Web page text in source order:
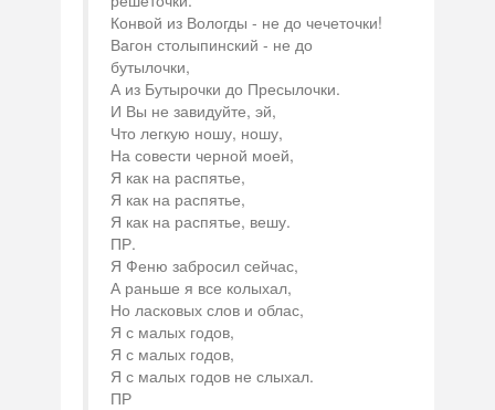
Конвой из Вологды - не до чечеточки!
Вагон столыпинский - не до
бутылочки,
А из Бутырочки до Пресылочки.
И Вы не завидуйте, эй,
Что легкую ношу, ношу,
На совести черной моей,
Я как на распятье,
Я как на распятье,
Я как на распятье, вешу.
ПР.
Я Феню забросил сейчас,
А раньше я все колыхал,
Но ласковых слов и облас,
Я с малых годов,
Я с малых годов,
Я с малых годов не слыхал.
ПР